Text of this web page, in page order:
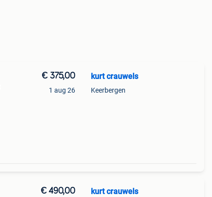
€ 375,00
1 aug 26
kurt crauwels
Keerbergen
€ 490,00 kurt crauwels